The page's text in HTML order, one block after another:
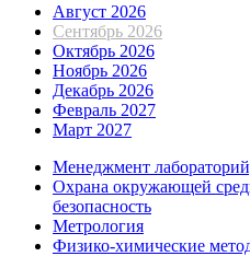
Август 2026
Сентябрь 2026
Октябрь 2026
Ноябрь 2026
Декабрь 2026
Февраль 2027
Март 2027
Менеджмент
Охрана окружающей
безопасность
Метрология
Физико-химические